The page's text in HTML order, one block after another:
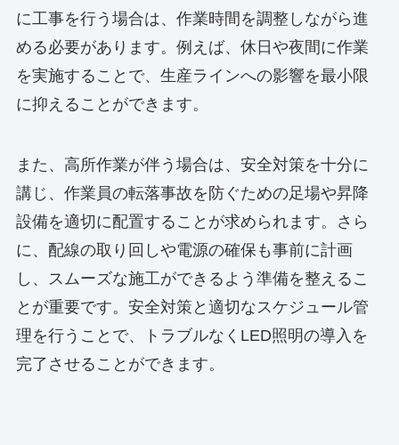
に工事を行う場合は、作業時間を調整しながら進
める必要があります。例えば、休日や夜間に作業
を実施することで、生産ラインへの影響を最小限
に抑えることができます。
また、高所作業が伴う場合は、安全対策を十分に
講じ、作業員の転落事故を防ぐための足場や昇降
設備を適切に配置することが求められます。さら
に、配線の取り回しや電源の確保も事前に計画
し、スムーズな施工ができるよう準備を整えるこ
とが重要です。安全対策と適切なスケジュール管
理を行うことで、トラブルなくLED照明の導入を
完了させることができます。